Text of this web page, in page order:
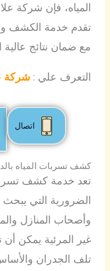
المياه، فإن شركة
تقدم خدمة الكشف
مع ضمان نتائج عالية
التعرف علي :شركة
اتصال
كشف تسربات المياه
تعد خدمة كشف
الضرورية التي يبحث
وأصحاب المنازل
غير المرئية يمكن
تلف الجدران